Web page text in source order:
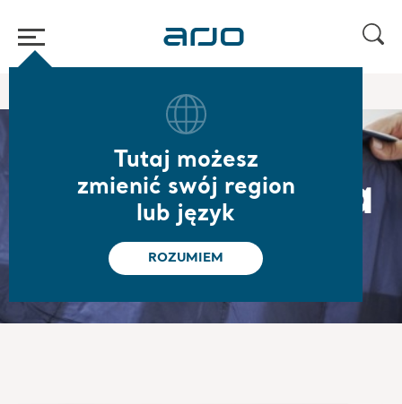
Tutaj możesz
zmienić swój region
lub język
ROZUMIEM
Prasa i media
Prasa i media